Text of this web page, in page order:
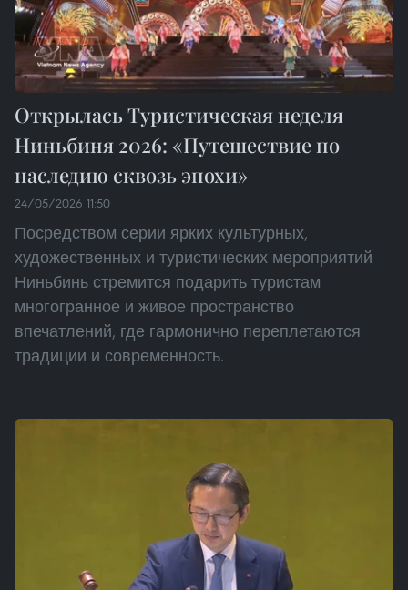
Открылась Туристическая неделя
Ниньбиня 2026: «Путешествие по
наследию сквозь эпохи»
24/05/2026 11:50
Посредством серии ярких культурных,
художественных и туристических мероприятий
Ниньбинь стремится подарить туристам
многогранное и живое пространство
впечатлений, где гармонично переплетаются
традиции и современность.